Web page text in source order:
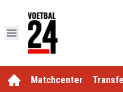
Matchcenter